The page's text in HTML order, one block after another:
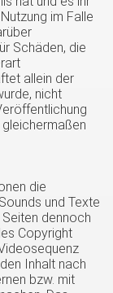
im Falle
Schäden, die
allein der
nicht
die
und Texte
dennoch
Copyright
Inhalt nach
bzw. mit